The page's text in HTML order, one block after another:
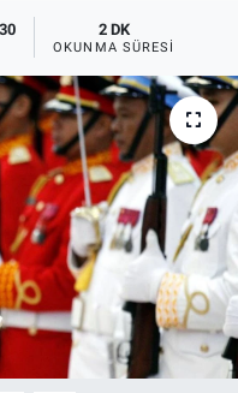
2 DK
OKUNMA SÜRESI